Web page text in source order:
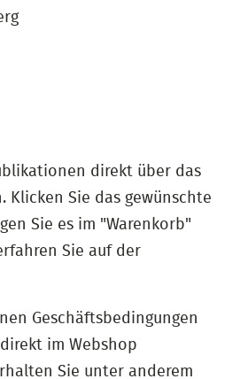
direkt über das
Klicken Sie das gewünschte
Sie es im "Warenkorb"
Sie auf der
Geschäftsbedingungen
im Webshop
Sie unter anderem